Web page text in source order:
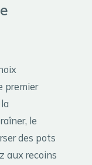
premier
le
des pots
aux recoins